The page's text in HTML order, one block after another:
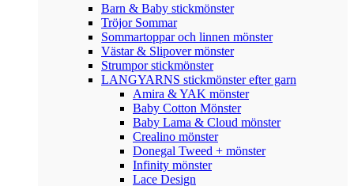
Barn & Baby stickmönster
Tröjor Sommar
Sommartoppar och linnen mönster
Västar & Slipover mönster
Strumpor stickmönster
LANGYARNS stickmönster efter garn
Amira & YAK mönster
Baby Cotton Mönster
Baby Lama & Cloud mönster
Crealino mönster
Donegal Tweed + mönster
Infinity mönster
Lace Design